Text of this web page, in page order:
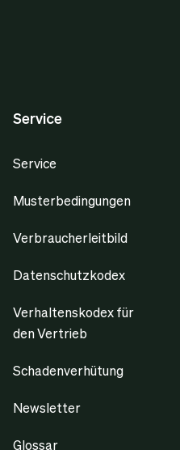
Service
Service
Musterbedingungen
Verbraucherleitbild
Datenschutzkodex
Verhaltenskodex für
den Vertrieb
Schadenverhütung
Newsletter
Glossar